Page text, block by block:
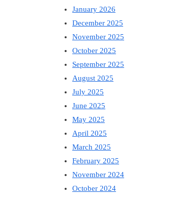
January 2026
December 2025
November 2025
October 2025
September 2025
August 2025
July 2025
June 2025
May 2025
April 2025
March 2025
February 2025
November 2024
October 2024